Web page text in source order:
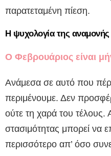
παρατεταμένη πίεση.
Η ψυχολογία της αναμονής
Ο Φεβρουάριος είναι
Ανάμεσα σε αυτό που
περιμένουμε. Δεν
ούτε τη χαρά του τέλους.
στασιμότητας μπορεί να
περισσότερο απ’ όσο